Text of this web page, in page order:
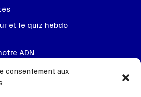
consentement aux
et le quiz hebdo
ADN